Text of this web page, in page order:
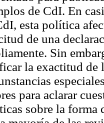
de CdI. En
esta política
de una
Sin
la exactitud de
para aclarar
sobre la forma